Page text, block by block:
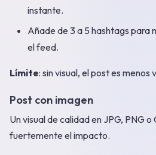
instante.
Añade de 3 a 5 hashtags para
el feed.
Límite: sin visual, el post es menos
Post con imagen
Un visual de calidad en JPG, PNG
fuertemente el impacto.